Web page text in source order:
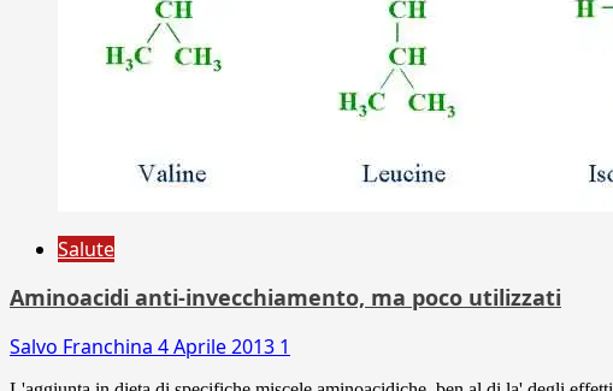
Salute
Aminoacidi anti-invecchiamento, ma poco utilizzati
Salvo Franchina 4 Aprile 2013 1